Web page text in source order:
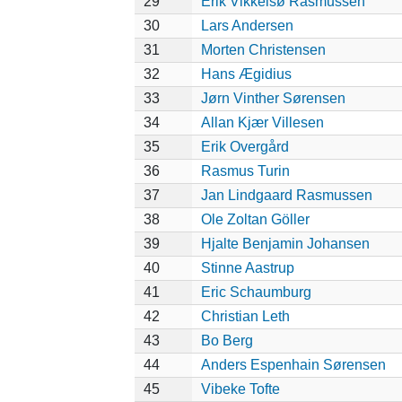
30
Lars Andersen
31
Morten Christensen
32
Hans Ægidius
33
Jørn Vinther Sørensen
34
Allan Kjær Villesen
35
Erik Overgård
36
Rasmus Turin
37
Jan Lindgaard Rasmussen
38
Ole Zoltan Göller
39
Hjalte Benjamin Johansen
40
Stinne Aastrup
41
Eric Schaumburg
42
Christian Leth
43
Bo Berg
44
Anders Espenhain Sørensen
45
Vibeke Tofte